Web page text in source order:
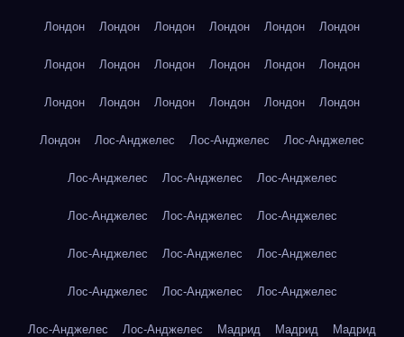
Лондон Лондон Лондон Лондон Лондон Лондон
Лондон Лондон Лондон Лондон Лондон Лондон
Лондон Лондон Лондон Лондон Лондон Лондон
Лондон Лос-Анджелес Лос-Анджелес Лос-Анджелес
Лос-Анджелес Лос-Анджелес Лос-Анджелес
Лос-Анджелес Лос-Анджелес Лос-Анджелес
Лос-Анджелес Лос-Анджелес Лос-Анджелес
Лос-Анджелес Лос-Анджелес Лос-Анджелес
Лос-Анджелес Лос-Анджелес Мадрид Мадрид Мадрид